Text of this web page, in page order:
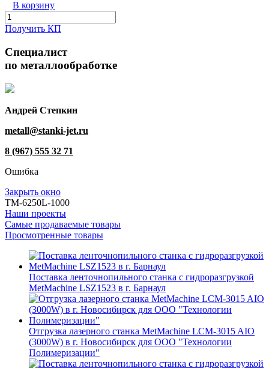
В корзину
Получить КП
Специалист
по металлообработке
Андрей Степкин
metall@stanki-jet.ru
8 (967) 555 32 71
Ошибка
Закрыть окно
ТМ-6250L-1000
Наши проекты
Самые продаваемые товары
Просмотренные товары
Поставка ленточнопильного станка c гидроразгрузкой
MetMachine LSZ1523 в г. Барнаул
Отгрузка лазерного станка MetMachine LCM-3015 AIO
(3000W) в г. Новосибирск для ООО "Технологии
Полимеризации"